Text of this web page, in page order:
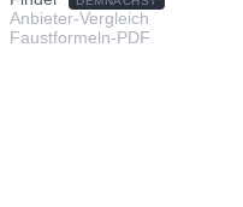
Anbieter-Vergleich
Faustformeln-PDF